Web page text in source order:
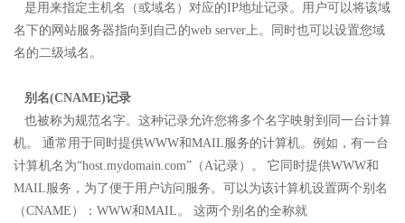
是用来指定主机名（或域名）对应的IP地址记录。用户可以将该域
名下的网站服务器指向到自己的web server上。同时也可以设置您域
名的二级域名。
别名(CNAME)记录
也被称为规范名字。这种记录允许您将多个名字映射到同一台计算
机。 通常用于同时提供WWW和MAIL服务的计算机。例如，有一台
计算机名为“host.mydomain.com”（A记录）。 它同时提供WWW和
MAIL服务，为了便于用户访问服务。可以为该计算机设置两个别名
（CNAME）：WWW和MAIL。 这两个别名的全称就